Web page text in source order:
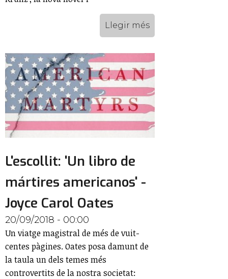
Llegir més
L'escollit: 'Un libro de
mártires americanos' -
Joyce Carol Oates
20/09/2018 - 00:00
Un viatge magistral de més de vuit-
centes pàgines. Oates posa damunt de
la taula un dels temes més
controvertits de la nostra societat: